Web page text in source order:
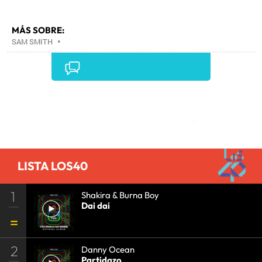
MÁS SOBRE:
SAM SMITH •
LISTA LOS40
1
Shakira & Burna Boy
Dai dai
2
Danny Ocean